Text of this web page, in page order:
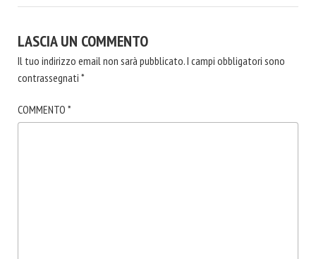
LASCIA UN COMMENTO
Il tuo indirizzo email non sarà pubblicato.I campi obbligatori sono
contrassegnati *
COMMENTO *